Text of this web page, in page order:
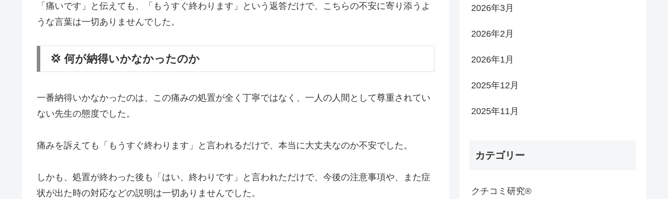
「痛いです」と伝えても、「もうすぐ終わります」という返答だけで、こちらの不安に寄り添うよ
うな言葉は一切ありませんでした。
💢 何が納得いかなかったのか
一番納得いかなかったのは、この痛みの処置が全く丁寧ではなく、一人の人間として尊重されてい
ない先生の態度でした。
痛みを訴えても「もうすぐ終わります」と言われるだけで、本当に大丈夫なのか不安でした。
しかも、処置が終わった後も「はい、終わりです」と言われただけで、今後の注意事項や、また症
状が出た時の対応などの説明は一切ありませんでした。
2026年3月
2026年2月
2026年1月
2025年12月
2025年11月
カテゴリー
クチコミ研究®